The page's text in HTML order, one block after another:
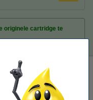
originele cartridge te
HP 653 zwart + HP
Doublepack